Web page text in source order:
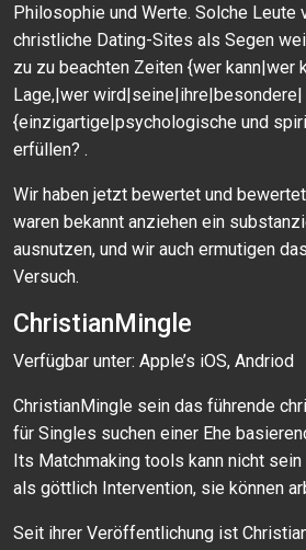
Philosophie und Werte. Solche Leute
christliche Dating-Sites als Segen
zu zu beachten Zeiten {wer kann|wer
Lage,|wer wird|seine|ihre|besondere|
{einzigartige|psychologische und
erfüllen? .
Wir haben jetzt bewertet und
waren bekannt anziehen ein
ausnutzen, und wir auch ermutigen
Versuch.
ChristianMingle
Verfügbar unter: Apple’s iOS, Andriod
ChristianMingle sein das führende
für Singles suchen einer Ehe
Its Matchmaking tools kann nicht
als göttlich Intervention, sie können
Seit ihrer Veröffentlichung ist